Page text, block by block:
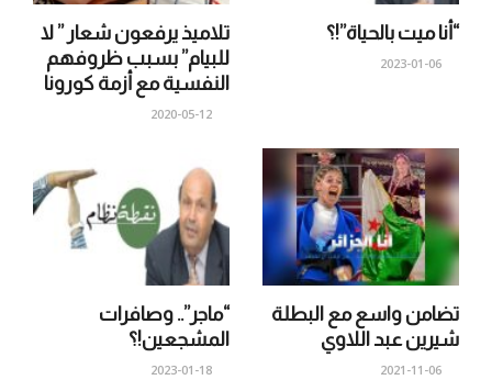
تلاميذ يرفعون شعار ” لا
للبيام” بسبب ظروفهم
النفسية مع أزمة كورونا
2020-05-12
“أنا ميت بالحياة”!؟
2023-01-06
“ماجر”.. وصافرات
المشجعين!؟
2023-01-18
تضامن واسع مع البطلة
شيرين عبد اللاوي
2021-11-06